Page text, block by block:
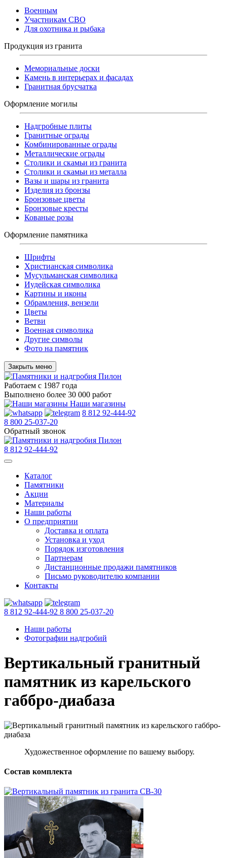
Военным
Участникам СВО
Для охотника и рыбака
Продукция из гранита
Мемориальные доски
Камень в интерьерах и фасадах
Гранитная брусчатка
Оформление могилы
Надгробные плиты
Гранитные ограды
Комбинированные ограды
Металлические ограды
Столики и скамьи из гранита
Столики и скамьи из металла
Вазы и шары из гранита
Изделия из бронзы
Бронзовые цветы
Бронзовые кресты
Кованые розы
Оформление памятника
Шрифты
Христианская символика
Мусульманская символика
Иудейская символика
Картины и иконы
Обрамления, вензели
Цветы
Ветви
Военная символика
Другие символы
Фото на памятник
Закрыть меню
Работаем с 1987 года
Выполнено более 30 000 работ
Наши магазины
8 812 92-444-92
8 800 25-037-20
Обратный звонок
8 812 92-444-92
Каталог
Памятники
Акции
Материалы
Наши работы
О предприятии
Доставка и оплата
Установка и уход
Порядок изготовления
Партнерам
Дистанционные продажи памятников
Письмо руководителю компании
Контакты
8 812 92-444-92 8 800 25-037-20
Наши работы
Фотографии надгробий
Вертикальный гранитный
памятник из карельского
габбро-диабаза
Художественное оформление по вашему выбору.
Состав комплекта